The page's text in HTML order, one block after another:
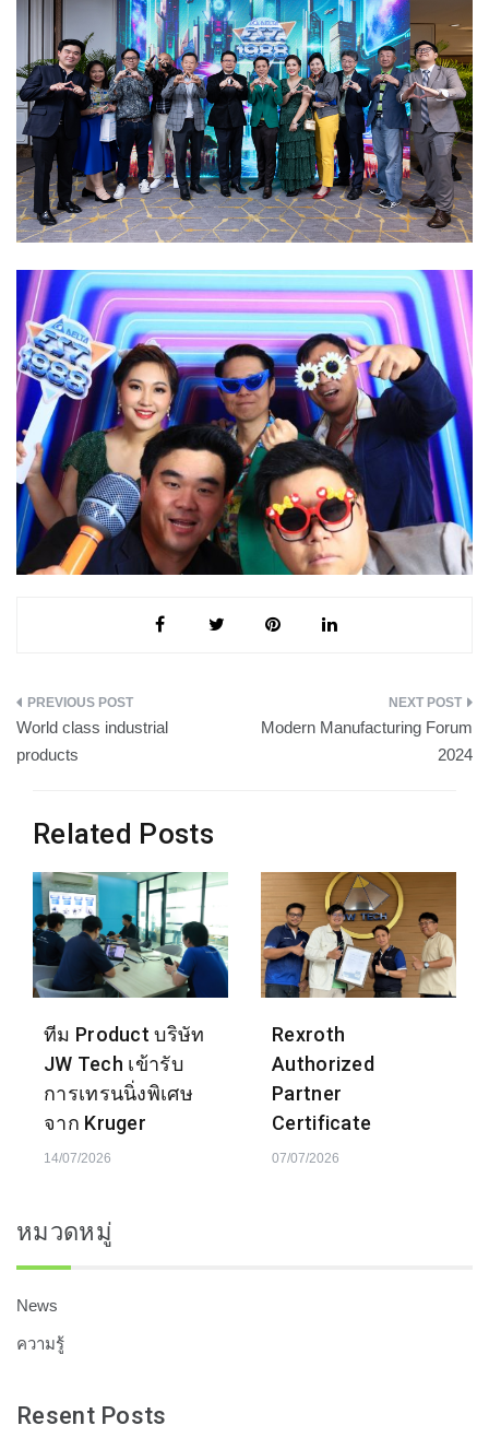
แนะแนว
เรื่อง
World class industrial
products
Modern Manufacturing Forum
2024
Related Posts
ทีม Product บริษัท
JW Tech เข้ารับ
การเทรนนิ่งพิเศษ
จาก Kruger
14/07/2026
Rexroth
Authorized
Partner
Certificate
07/07/2026
หมวดหมู่
News
ความรู้
Resent Posts